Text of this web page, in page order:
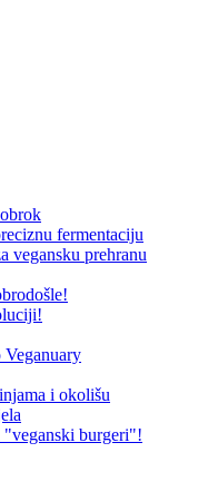
fermentaciju
vegansku prehranu
i okolišu
"veganski burgeri"!